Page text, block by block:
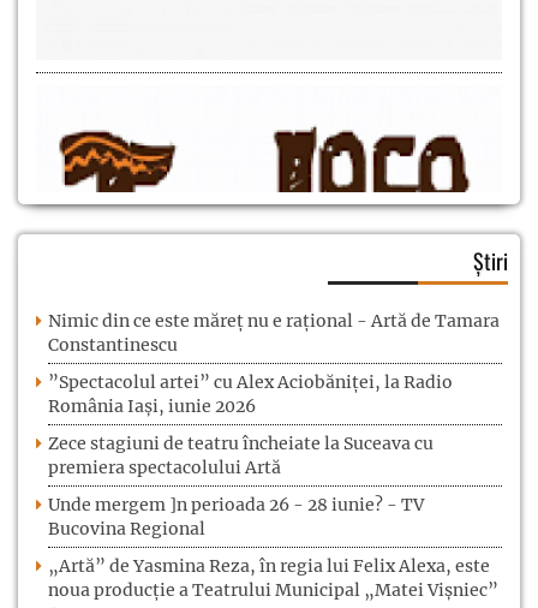
Știri
Nimic din ce este măreț nu e rațional - Artă de Tamara
Constantinescu
”Spectacolul artei” cu Alex Aciobăniței, la Radio
România Iași, iunie 2026
Zece stagiuni de teatru încheiate la Suceava cu
premiera spectacolului Artă
Unde mergem ]n perioada 26 - 28 iunie? - TV
Bucovina Regional
„Artă” de Yasmina Reza, în regia lui Felix Alexa, este
noua producție a Teatrului Municipal „Matei Vișniec”